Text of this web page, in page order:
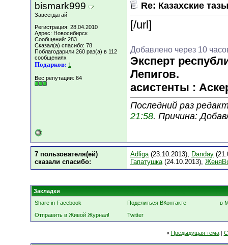
bismark999
Завсегдатай
Регистрация: 28.04.2010
Адрес: Новосибирск
Сообщений: 283
Сказал(а) спасибо: 78
Поблагодарили 260 раз(а) в 112
сообщениях
Подарков: 1
Вес репутации: 64
Re: Казахские
[/url]
Добавлено через 10
Эксперт
Лепигов.
асистенты :
Последний раз
21:58. Причина:
7 пользователя(ей)
сказали cпасибо:
Adliga(23.10.2013), Danday
Гапатушка(24.10.2013),
Закладки
Share in Facebook
Поделиться ВКонтакте
в
Отправить в Живой Журнал!
Twitter
« Предыдущая тема|